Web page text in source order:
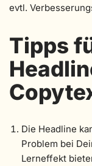
evtl.
Tipps
Die Headline
Problem bei
Lerneffekt